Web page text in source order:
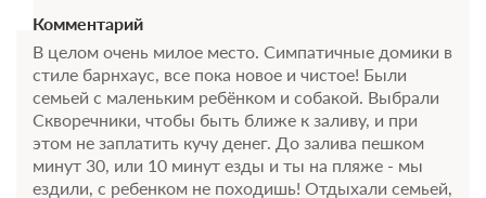
Комментарий
В целом очень милое место. Симпатичные домики в
стиле барнхаус, все пока новое и чистое! Были
семьей с маленьким ребёнком и собакой. Выбрали
Скворечники, чтобы быть ближе к заливу, и при
этом не заплатить кучу денег. До залива пешком
минут 30, или 10 минут езды и ты на пляже - мы
ездили, с ребенком не походишь! Отдыхали семьей,